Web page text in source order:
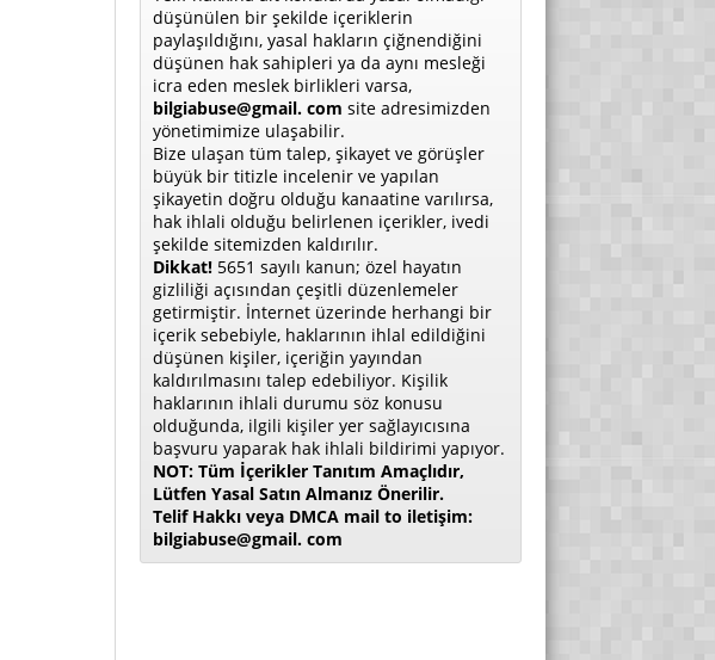
düşünülen bir şekilde içeriklerin
paylaşıldığını, yasal hakların çiğnendiğini
düşünen hak sahipleri ya da aynı mesleği
icra eden meslek birlikleri varsa,
bilgiabuse@gmail. com site adresimizden
yönetimimize ulaşabilir.
Bize ulaşan tüm talep, şikayet ve görüşler
büyük bir titizle incelenir ve yapılan
şikayetin doğru olduğu kanaatine varılırsa,
hak ihlali olduğu belirlenen içerikler, ivedi
şekilde sitemizden kaldırılır.
Dikkat! 5651 sayılı kanun; özel hayatın
gizliliği açısından çeşitli düzenlemeler
getirmiştir. İnternet üzerinde herhangi bir
içerik sebebiyle, haklarının ihlal edildiğini
düşünen kişiler, içeriğin yayından
kaldırılmasını talep edebiliyor. Kişilik
haklarının ihlali durumu söz konusu
olduğunda, ilgili kişiler yer sağlayıcısına
başvuru yaparak hak ihlali bildirimi yapıyor.
NOT: Tüm İçerikler Tanıtım Amaçlıdır,
Lütfen Yasal Satın Almanız Önerilir.
Telif Hakkı veya DMCA mail to iletişim:
bilgiabuse@gmail. com